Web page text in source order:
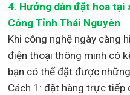
4. Hướng dẫn đặt hoa tại
Công Tỉnh Thái Nguyên
Khi công nghệ ngày càng
điện thoại thông minh có
bạn có thể đặt được
Cách 1: đặt hàng trực tiếp